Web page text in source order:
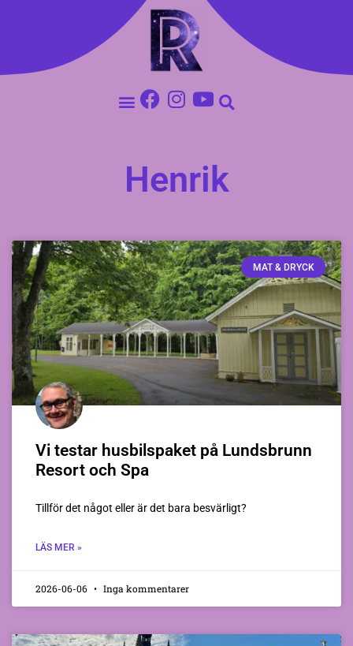
Henrik
MAT & DRYCK
Vi testar husbilspaket på Lundsbrunn
Resort och Spa
Tillför det något eller är det bara besvärligt?
LÄS MER »
2026-06-06 Inga kommentarer